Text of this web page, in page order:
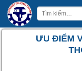
Bỏ
qua
nội
Tìm
kiếm:
ƯU ĐIỂM